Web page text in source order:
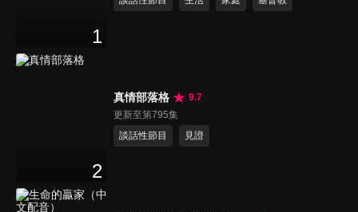
1
2
真情部落格
9.7
更新至第795集
談話性節目
見證